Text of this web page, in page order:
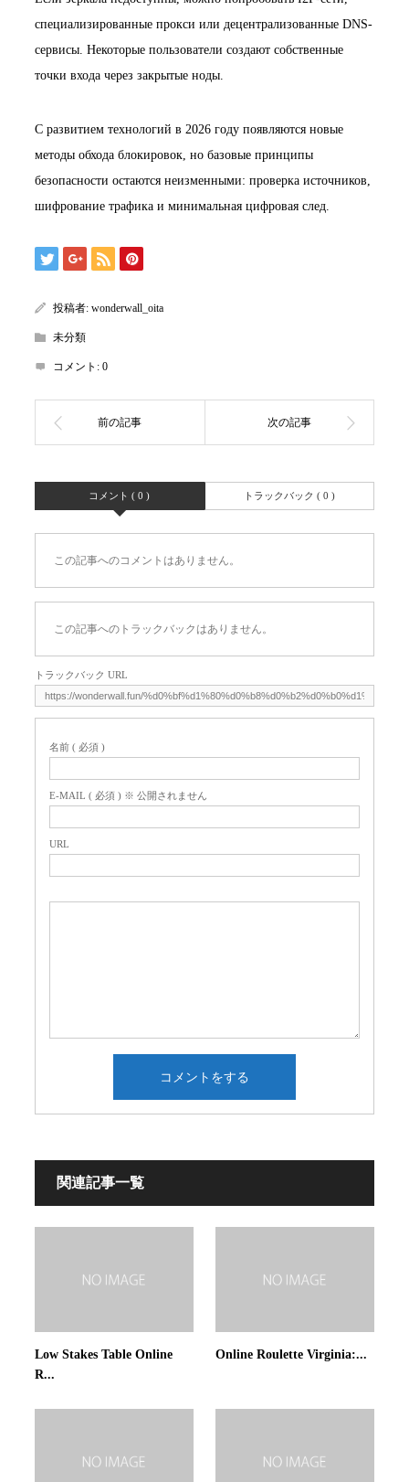
специализированные прокси или децентрализованные DNS-
сервисы. Некоторые пользователи создают собственные
точки входа через закрытые ноды.
С развитием технологий в 2026 году появляются новые
методы обхода блокировок, но базовые принципы
безопасности остаются неизменными: проверка источников,
шифрование трафика и минимальная цифровая след.
投稿者: wonderwall_oita
未分類
コメント: 0
コメント ( 0 ) トラックバック ( 0 )
この記事へのコメントはありません。
この記事へのトラックバックはありません。
トラックバック URL
名前 ( 必須 )
E-MAIL ( 必須 ) ※ 公開されません
URL
関連記事一覧
Low Stakes Table Online
R...
Online Roulette Virginia:...